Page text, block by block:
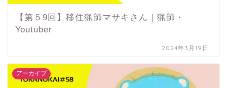
【第５9回】移住猟師マサキさん｜猟師・
Youtuber
2024年3月19日
アーカイブ